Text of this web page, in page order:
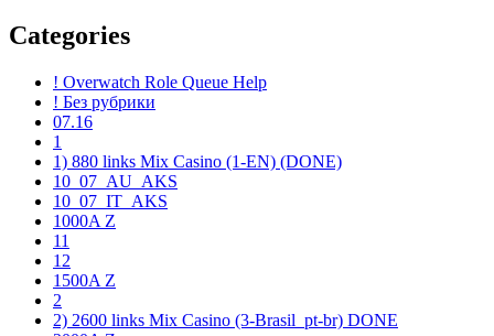
Categories
! Overwatch Role Queue Help
! Без рубрики
07.16
1
1) 880 links Mix Casino (1-EN) (DONE)
10_07_AU_AKS
10_07_IT_AKS
1000A Z
11
12
1500A Z
2
2) 2600 links Mix Casino (3-Brasil_pt-br) DONE